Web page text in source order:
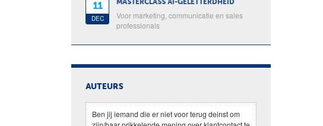
11
DEC
MASTERCLASS AI-GELETTERDHEID
Voor marketing, communicatie en sales
professionals
AUTEURS
Ben jij iemand die er niet voor terug deinst om